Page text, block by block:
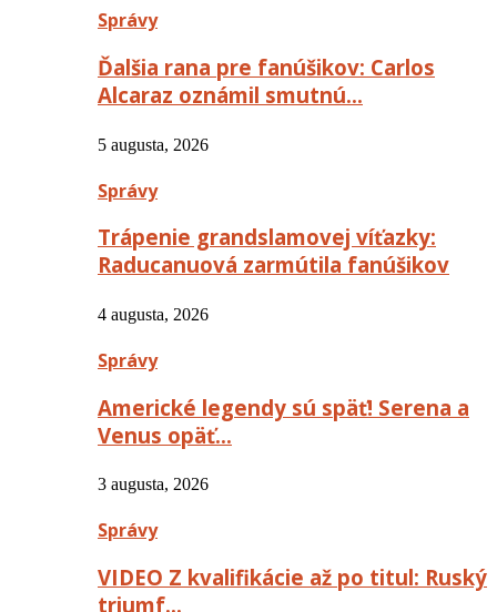
Správy
Ďalšia rana pre fanúšikov: Carlos
Alcaraz oznámil smutnú…
5 augusta, 2026
Správy
Trápenie grandslamovej víťazky:
Raducanuová zarmútila fanúšikov
4 augusta, 2026
Správy
Americké legendy sú späť! Serena a
Venus opäť…
3 augusta, 2026
Správy
VIDEO Z kvalifikácie až po titul: Ruský
triumf…